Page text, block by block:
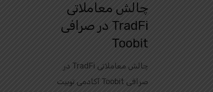
چالش معاملاتی
TradFi در صرافی
Toobit
چالش معاملاتی TradFi در
صرافی Toobit آکادمی توبیت